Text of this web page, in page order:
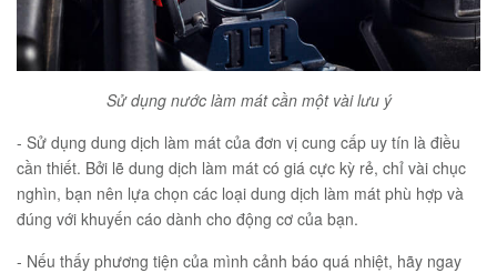
Sử dụng nước làm mát cần một vài lưu ý
- Sử dụng dung dịch làm mát của đơn vị cung cấp uy tín là điều
cần thiết. Bởi lẽ dung dịch làm mát có giá cực kỳ rẻ, chỉ vài chục
nghìn, bạn nên lựa chọn các loại dung dịch làm mát phù hợp và
đúng với khuyến cáo dành cho động cơ của bạn.
- Nếu thấy phương tiện của mình cảnh báo quá nhiệt, hãy ngay